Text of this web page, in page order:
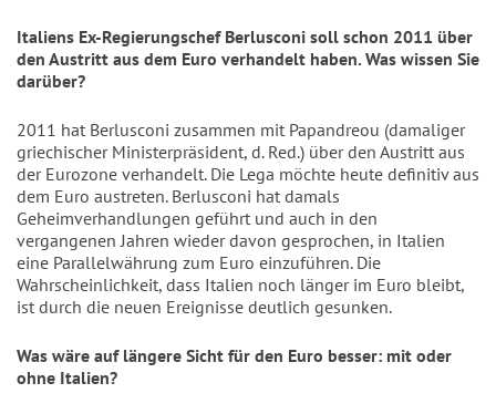
Italiens Ex-Regierungschef Berlusconi soll schon 2011 über
den Austritt aus dem Euro verhandelt haben. Was wissen Sie
darüber?
2011 hat Berlusconi zusammen mit Papandreou (damaliger
griechischer Ministerpräsident, d. Red.) über den Austritt aus
der Eurozone verhandelt. Die Lega möchte heute definitiv aus
dem Euro austreten. Berlusconi hat damals
Geheimverhandlungen geführt und auch in den
vergangenen Jahren wieder davon gesprochen, in Italien
eine Parallelwährung zum Euro einzuführen. Die
Wahrscheinlichkeit, dass Italien noch länger im Euro bleibt,
ist durch die neuen Ereignisse deutlich gesunken.
Was wäre auf längere Sicht für den Euro besser: mit oder
ohne Italien?